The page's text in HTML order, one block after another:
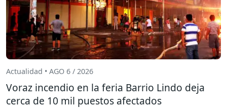
Actualidad • AGO 6 / 2026
Voraz incendio en la feria Barrio Lindo deja
cerca de 10 mil puestos afectados